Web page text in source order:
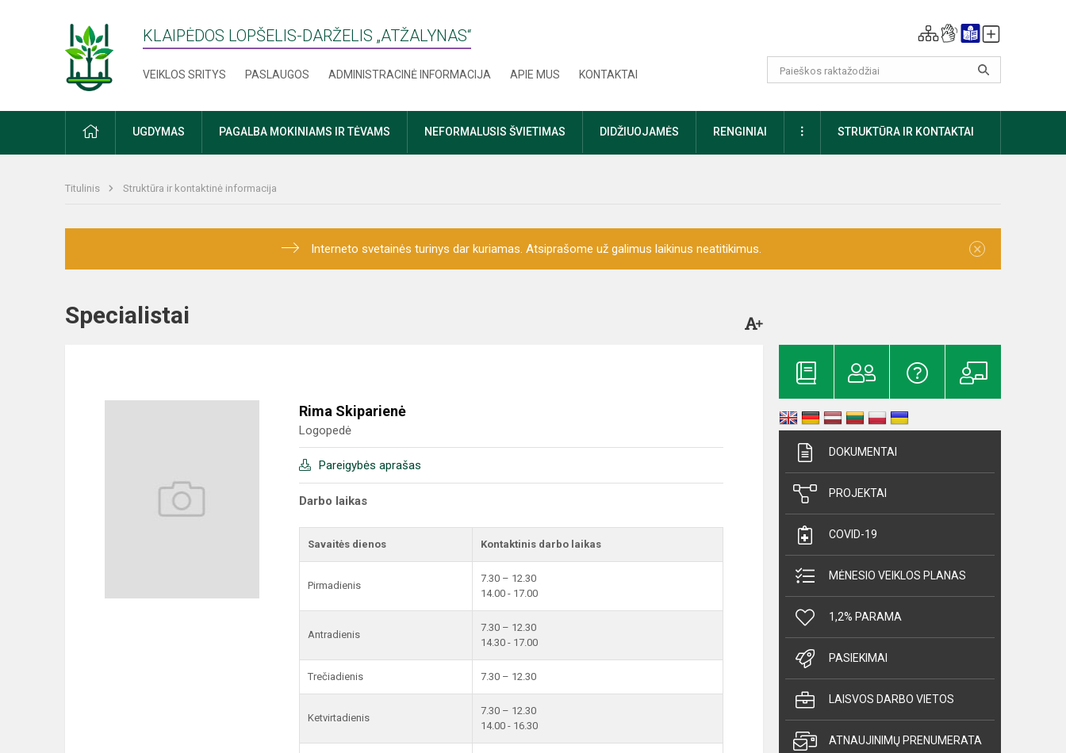
KLAIPĖDOS LOPŠELIS-DARŽELIS „ATŽALYNAS“
VEIKLOS SRITYS PASLAUGOS ADMINISTRACINĖ INFORMACIJA APIE MUS KONTAKTAI
PRADŽIAUGDYMAS PAGALBA MOKINIAMS IR TĖVAMS NEFORMALUSIS ŠVIETIMAS DIDŽIUOJAMĖS RENGINIAI DAUGIAUSTRUKTŪRA IR KONTAKTAI
Titulinis Struktūra ir kontaktinė informacija
Interneto svetainės turinys dar kuriamas. Atsiprašome už galimus laikinus neatitikimus. ×
Specialistai
Rima Skiparienė
Logopedė
Pareigybės aprašas
Darbo laikas
Savaitės dienos Kontaktinis darbo laikas
Pirmadienis
7.30 – 12.30
14.00 - 17.00
Antradienis
7.30 – 12.30
14.30 - 17.00
Trečiadienis 7.30 – 12.30
Ketvirtadienis
7.30 – 12.30
14.00 - 16.30
DOKUMENTAI
PROJEKTAI
COVID-19
MĖNESIO VEIKLOS PLANAS
1,2% PARAMA
PASIEKIMAI
LAISVOS DARBO VIETOS
ATNAUJINIMŲ PRENUMERATA